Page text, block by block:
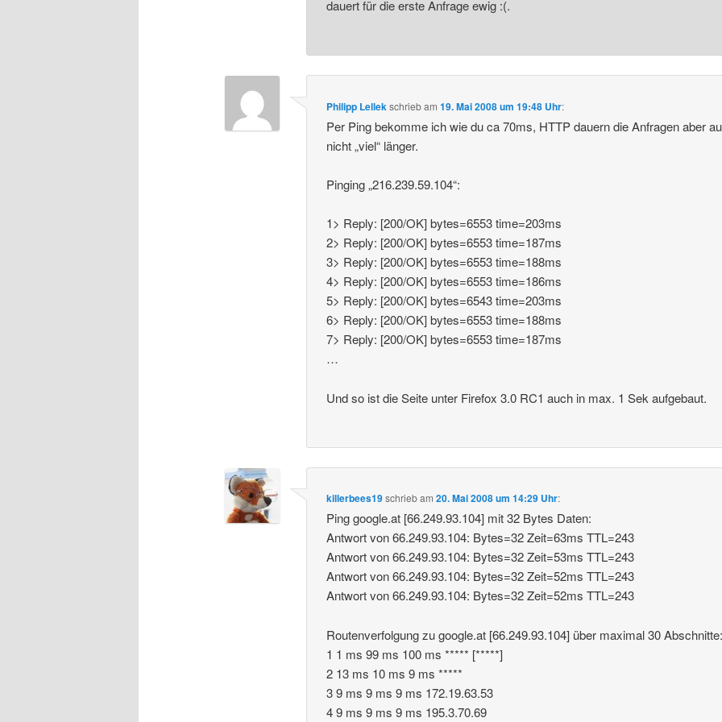
dauert für die erste Anfrage ewig :(.
Philipp Lellekschriebam19. Mai 2008 um 19:48 Uhr:
Per Ping bekomme ich wie du ca 70ms, HTTP dauern die Anfragen aber
nicht „viel“ länger.
Pinging „216.239.59.104“:
1> Reply: [200/OK] bytes=6553 time=203ms
2> Reply: [200/OK] bytes=6553 time=187ms
3> Reply: [200/OK] bytes=6553 time=188ms
4> Reply: [200/OK] bytes=6553 time=186ms
5> Reply: [200/OK] bytes=6543 time=203ms
6> Reply: [200/OK] bytes=6553 time=188ms
7> Reply: [200/OK] bytes=6553 time=187ms
…
Und so ist die Seite unter Firefox 3.0 RC1 auch in max. 1 Sek aufgebaut.
killerbees19schriebam20. Mai 2008 um 14:29 Uhr:
Ping google.at [66.249.93.104] mit 32 Bytes Daten:
Antwort von 66.249.93.104: Bytes=32 Zeit=63ms TTL=243
Antwort von 66.249.93.104: Bytes=32 Zeit=53ms TTL=243
Antwort von 66.249.93.104: Bytes=32 Zeit=52ms TTL=243
Antwort von 66.249.93.104: Bytes=32 Zeit=52ms TTL=243
Routenverfolgung zu google.at [66.249.93.104] über maximal 30
1 1 ms 99 ms 100 ms ***** [*****]
2 13 ms 10 ms 9 ms *****
3 9 ms 9 ms 9 ms 172.19.63.53
4 9 ms 9 ms 9 ms 195.3.70.69